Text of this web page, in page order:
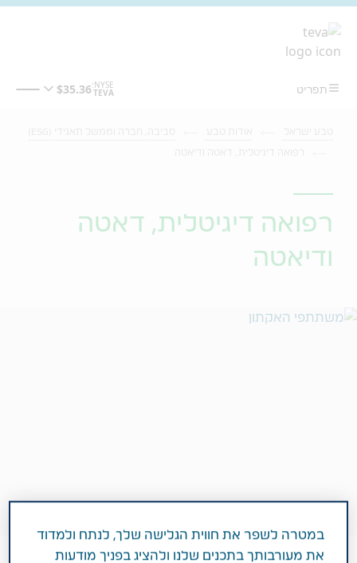
רפואה דיגיטלית, דאטה
ודיאטה
במטרה לשפר את חווית הגלישה שלך, לנתח ולמדוד
את מעורבותך בתכנים שלנו ולהציג בפניך מודעות